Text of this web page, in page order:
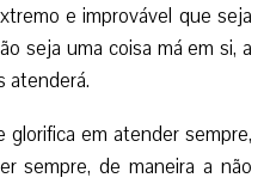
e improvável que seja
seja uma coisa má em si, a
atenderá.
glorifica em atender sempre,
sempre, de maneira a não